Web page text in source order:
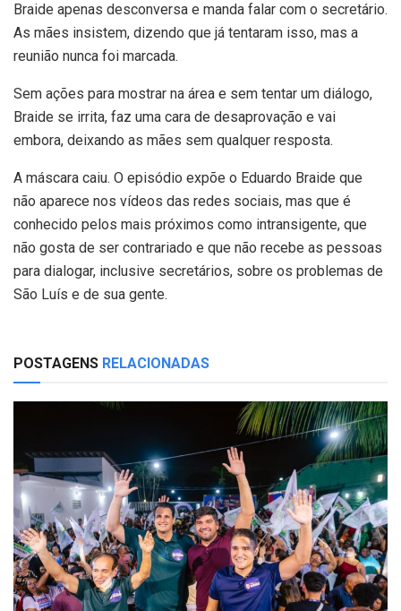
Braide apenas desconversa e manda falar com o secretário.
As mães insistem, dizendo que já tentaram isso, mas a
reunião nunca foi marcada.
Sem ações para mostrar na área e sem tentar um diálogo,
Braide se irrita, faz uma cara de desaprovação e vai
embora, deixando as mães sem qualquer resposta.
A máscara caiu. O episódio expõe o Eduardo Braide que
não aparece nos vídeos das redes sociais, mas que é
conhecido pelos mais próximos como intransigente, que
não gosta de ser contrariado e que não recebe as pessoas
para dialogar, inclusive secretários, sobre os problemas de
São Luís e de sua gente.
POSTAGENS RELACIONADAS